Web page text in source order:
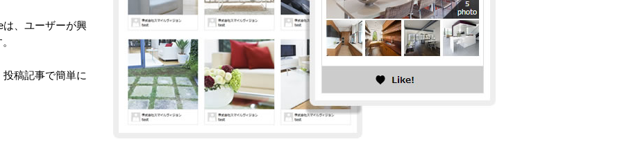
、ユーザーが興
稿記事で簡単に